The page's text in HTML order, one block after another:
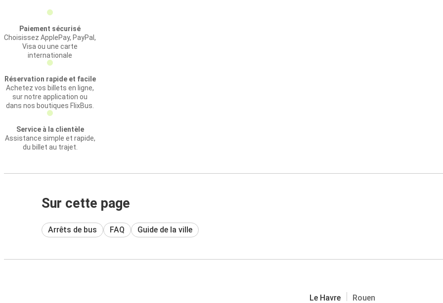
Paiement sécurisé
Choisissez ApplePay, PayPal,
Visa ou une carte
internationale
Réservation rapide et facile
Achetez vos billets en ligne,
sur notre application ou
dans nos boutiques FlixBus.
Service à la clientèle
Assistance simple et rapide,
du billet au trajet.
Sur cette page
Arrêts de bus FAQ Guide de la ville
Le Havre Rouen